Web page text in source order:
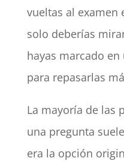
vueltas al examen
solo deberías
hayas marcado
para repasarlas
La mayoría de las
una pregunta
era la opción